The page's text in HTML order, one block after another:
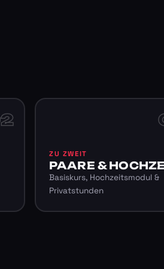
ZU ZWEIT
PAARE &
Basiskurs, Hochzeitsmodul &
Privatstunden